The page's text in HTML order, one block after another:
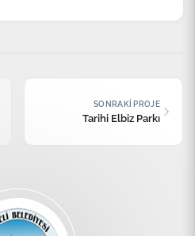
SONRAKI PROJE
Tarihi Elbiz Parkı